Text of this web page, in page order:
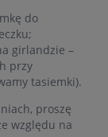
do
girlandzie –
przy
tasiemki).
proszę
względu na